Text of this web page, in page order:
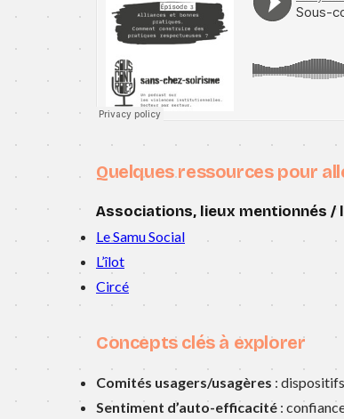
Quelques ressources pour
Associations, lieux mentionnés /
Le Samu Social
L’îlot
Circé
Concepts clés à explorer
Comités usagers/usagères :
Sentiment d’auto-efficacité :